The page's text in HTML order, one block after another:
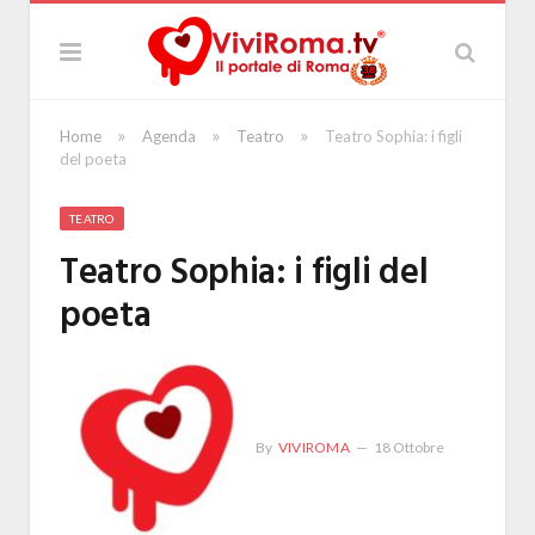
Home » Agenda » Teatro »
Teatro Sophia: i figli
del poeta
TEATRO
Teatro Sophia: i figli del
poeta
By VIVIROMA 18 Ottobre